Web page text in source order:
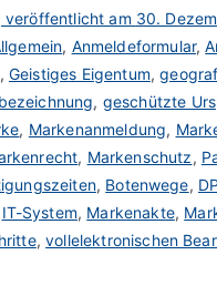
veröffentlicht am 30.
, Anmeldeformular,
,Geistiges Eigentum,
, geschützte
, Markenanmeldung,
, Markenschutz,
, Botenwege,
IT-System, Markenakte,
,vollelektronischen